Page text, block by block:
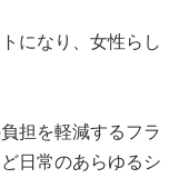
になり、女性らし
担を軽減するフラ
日常のあらゆるシ